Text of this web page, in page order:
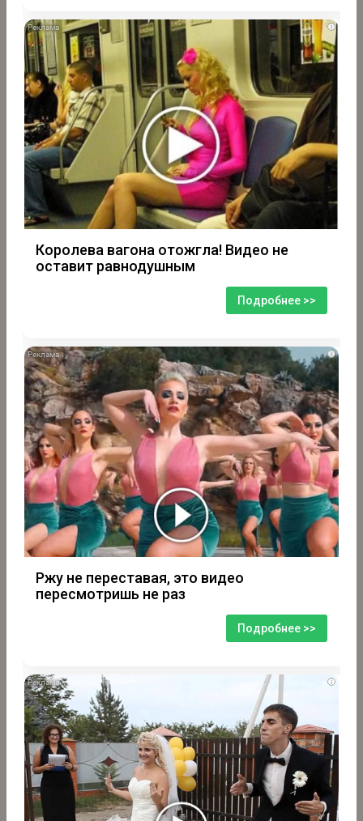
i
Королева вагона отожгла! Видео не
оставит равнодушным
Подробнее >>
i
Ржу не переставая, это видео
пересмотришь не раз
Подробнее >>
i